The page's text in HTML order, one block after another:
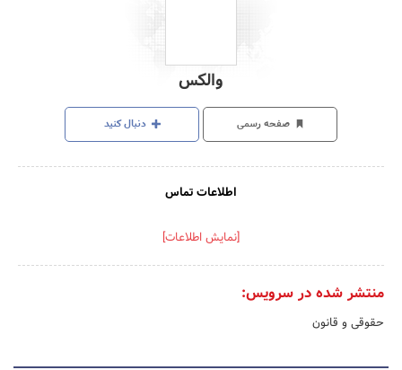
والکس
صفحه رسمی دنبال کنید
اطلاعات تماس
[نمایش اطلاعات]
منتشر شده در سرویس:
حقوقی و قانون